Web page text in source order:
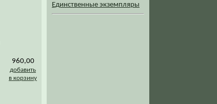
960,00
добавить
в корзину
Единственные экземпляры